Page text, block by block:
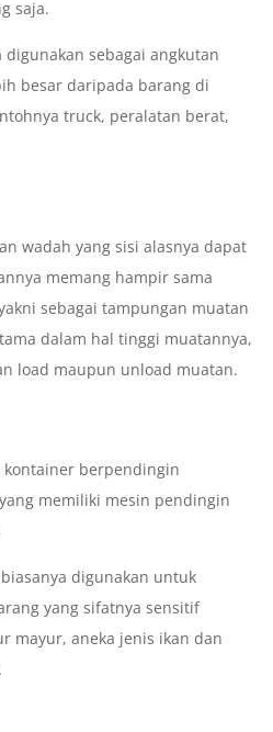
saja.
sebagai angkutan
besar daripada barang di
truck, peralatan berat,
wadah yang sisi alasnya dapat
memang hampir sama
sebagai tampungan muatan
dalam hal tinggi muatannya,
load maupun unload muatan.
berpendingin
memiliki mesin pendingin
digunakan untuk
yang sifatnya sensitif
mayur, aneka jenis ikan dan